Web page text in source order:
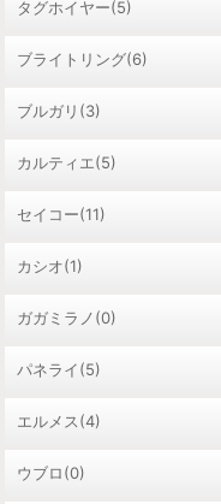
タグホイヤー(5)
ブライトリング(6)
ブルガリ(3)
カルティエ(5)
セイコー(11)
カシオ(1)
ガガミラノ(0)
パネライ(5)
エルメス(4)
ウブロ(0)